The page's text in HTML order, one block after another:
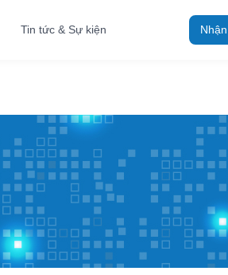
Tin tức & Sự kiện